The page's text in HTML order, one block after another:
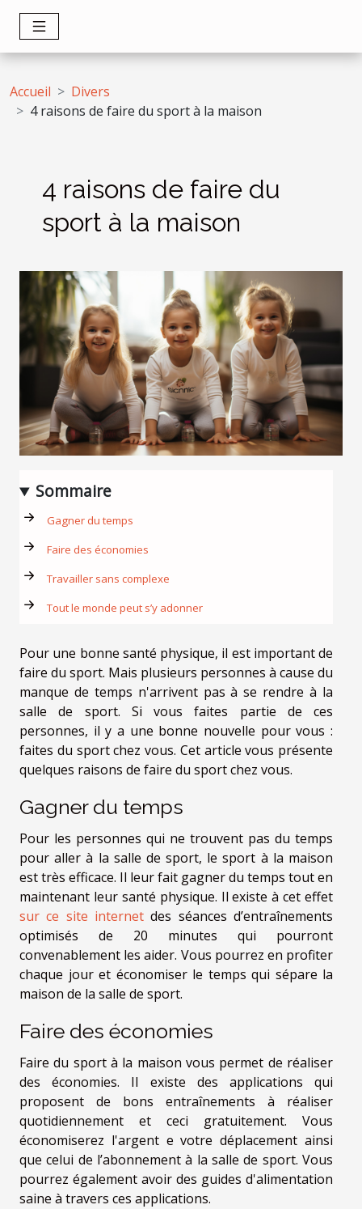
Accueil
Divers
4 raisons de faire du sport à la maison
4 raisons de faire du
sport à la maison
Sommaire
Gagner du temps
Faire des économies
Travailler sans complexe
Tout le monde peut s’y adonner
Pour une bonne santé physique, il est important de
faire du sport. Mais plusieurs personnes à cause du
manque de temps n'arrivent pas à se rendre à la
salle de sport. Si vous faites partie de ces
personnes, il y a une bonne nouvelle pour vous :
faites du sport chez vous. Cet article vous présente
quelques raisons de faire du sport chez vous.
Gagner du temps
Pour les personnes qui ne trouvent pas du temps
pour aller à la salle de sport, le sport à la maison
est très efficace. Il leur fait gagner du temps tout en
maintenant leur santé physique. Il existe à cet effet
sur ce site internet des séances d’entraînements
optimisés de 20 minutes qui pourront
convenablement les aider. Vous pourrez en profiter
chaque jour et économiser le temps qui sépare la
maison de la salle de sport.
Faire des économies
Faire du sport à la maison vous permet de réaliser
des économies. Il existe des applications qui
proposent de bons entraînements à réaliser
quotidiennement et ceci gratuitement. Vous
économiserez l'argent e votre déplacement ainsi
que celui de l’abonnement à la salle de sport. Vous
pourrez également avoir des guides d'alimentation
saine à travers ces applications.